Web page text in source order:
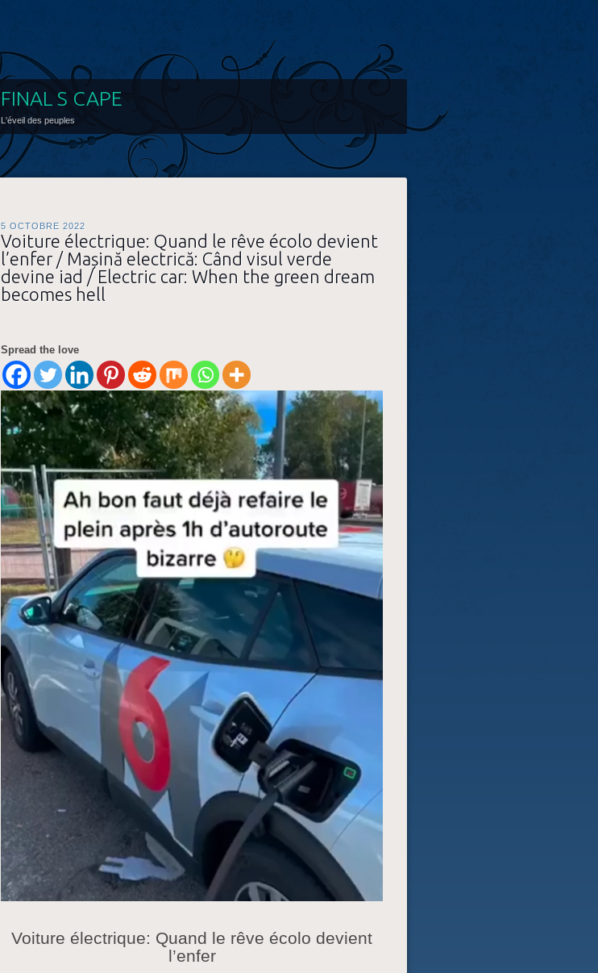
FINAL S CAPE
L'éveil des peuples
5 OCTOBRE 2022
Voiture électrique: Quand le rêve écolo devient
l’enfer / Mașină electrică: Când visul verde
devine iad / Electric car: When the green dream
becomes hell
Spread the love
Voiture électrique: Quand le rêve écolo devient
l’enfer